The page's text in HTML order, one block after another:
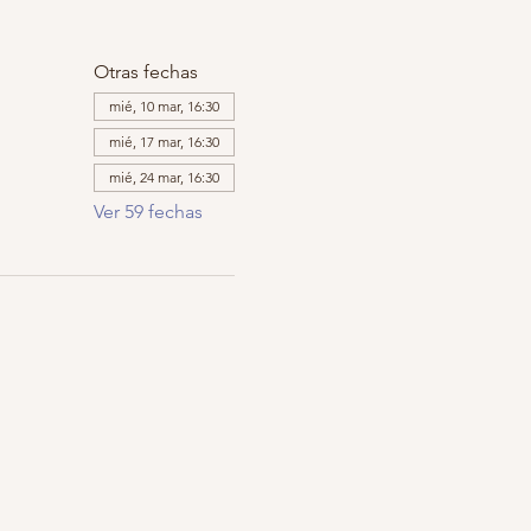
Otras fechas
mié, 10 mar, 16:30
mié, 17 mar, 16:30
mié, 24 mar, 16:30
Ver 59 fechas